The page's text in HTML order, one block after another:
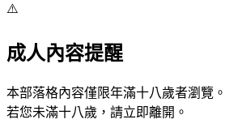
⚠️
成人內容提醒
本部落格內容僅限年滿十八歲者瀏覽。
若您未滿十八歲，請立即離開。